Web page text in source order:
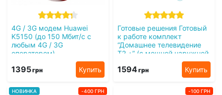
4G / 3G модем Huawei
K5150 (до 150 Мбит/с с
любым 4G / 3G
оператором)
1395грн Купить
Готовые решения Готовый
к работе комплект
“Домашнее телевидение
Т2 +” (с мощной наружной
1594грн Купить
НОВИНКА
-400 ГРН
-100 ГРН